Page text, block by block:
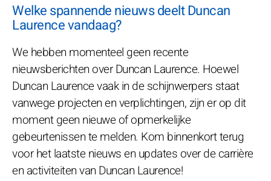
Welke spannende nieuws deelt Duncan
Laurence vandaag?
We hebben momenteel geen recente
nieuwsberichten over Duncan Laurence. Hoewel
Duncan Laurence vaak in de schijnwerpers staat
vanwege projecten en verplichtingen, zijn er op dit
moment geen nieuwe of opmerkelijke
gebeurtenissen te melden. Kom binnenkort terug
voor het laatste nieuws en updates over de carrière
en activiteiten van Duncan Laurence!